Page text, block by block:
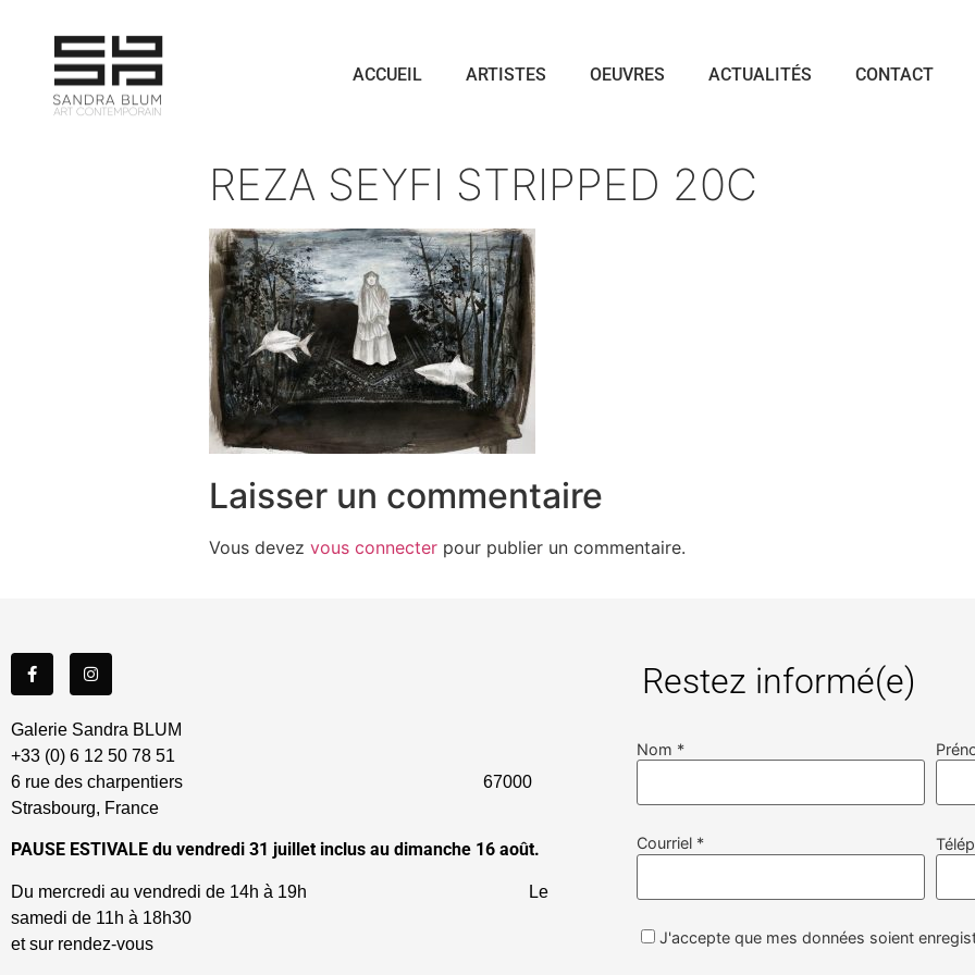
ACCUEIL ARTISTES OEUVRES ACTUALITÉS CONTACT
REZA SEYFI STRIPPED 20C
Laisser un commentaire
Vous devez vous connecter pour publier un commentaire.
Galerie Sandra BLUM
+33 (0) 6 12 50 78 51
6 rue des charpentiers 67000
Strasbourg, France
PAUSE ESTIVALE du vendredi 31 juillet inclus au dimanche 16 août.
Du mercredi au vendredi de 14h à 19h
Le
samedi de 11h à 18h30
et sur rendez-vous
Restez informé(e)
Nom *
Courriel *
J'accepte que mes données soient